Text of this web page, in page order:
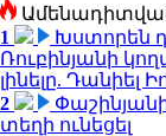
1
Խստորեն
Ռուբինյանի
լինելը. Դանիել
2
տեղի ունեցել